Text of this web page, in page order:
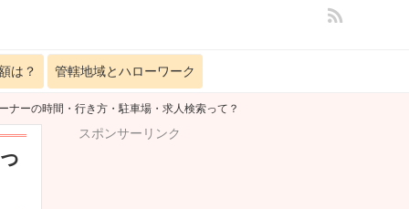
は？ 管轄地域とハローワーク
ナーの時間・行き方・駐車場・求人検索って？
スポンサーリンク